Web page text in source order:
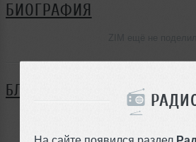
На сайте появился раздел
БИОГРАФИЯ
БЛОГ